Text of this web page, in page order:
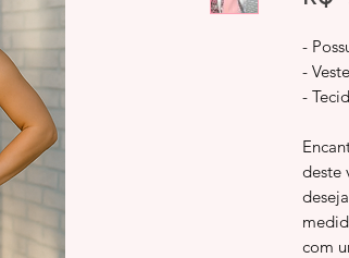
-
-
-
deste
com